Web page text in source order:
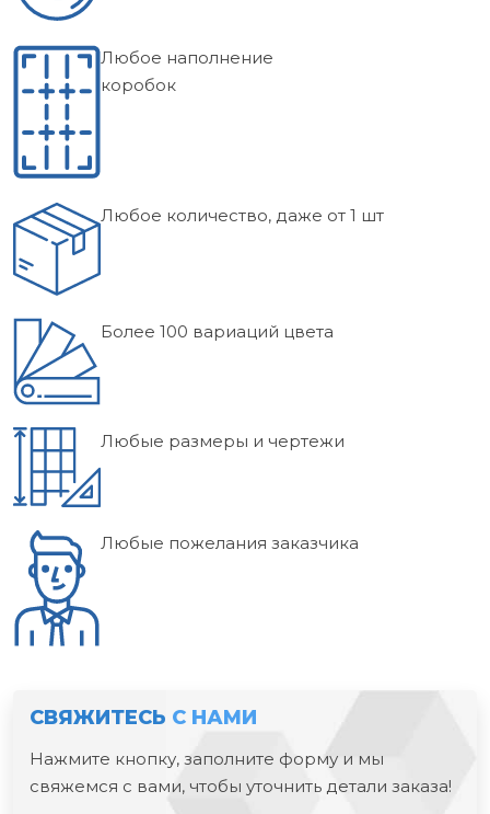
Любое наполнение
коробок
Любое количество, даже от 1 шт
Более 100 вариаций цвета
Любые размеры и чертежи
Любые пожелания заказчика
СВЯЖИТЕСЬ С НАМИ
Нажмите кнопку, заполните форму и мы
свяжемся с вами, чтобы уточнить детали заказа!